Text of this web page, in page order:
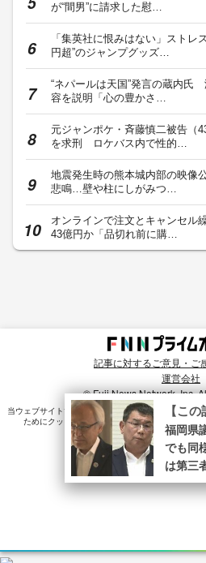
が“間男”に請求した慰…
「集英社に恨みはない」ストレ
円超”のジャンプグッズ…
“ネパールは天国”発言の蔵内氏
容を説明「心の豊かさ…
元ジャンポケ・斉藤慎二被告（
を求刑 ロケバス内で性的…
地震発生時の熊本城内部の映
悲鳴…壁や柱にしがみつ…
オンラインで注文とキャンセ
43億円か「品切れ前に購…
記事に対するご意見・ご
運営会社
© Fuji News Network, Inc.
当ウェブサイトでは、ユーザのニーズ・興味・関⼼に
ためにクッキーを使⽤しています。詳細は、
プ
【こ
福岡県
でも同
は第三